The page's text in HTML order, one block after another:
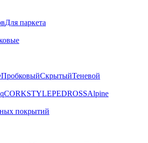
Для паркета
ПробковыйСкрытыйТеневой
CORKSTYLEPEDROSSAlpine
покрытий